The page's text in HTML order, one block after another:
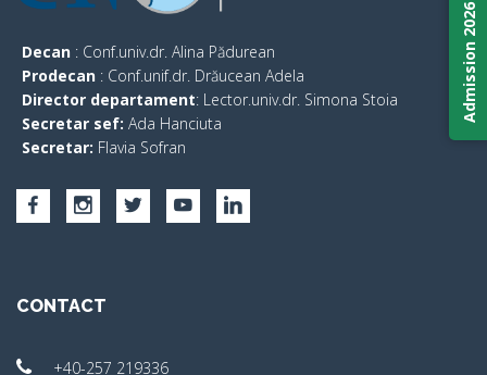
Decan : Conf.univ.dr. Alina Pădurean
Prodecan : Conf.unif.dr. Drăucean Adela
Director departament: Lector.univ.dr. Simona Stoia
Secretar sef: Ada Hanciuta
Secretar: Flavia Sofran
CONTACT
+40-257 219336
Admission 2026